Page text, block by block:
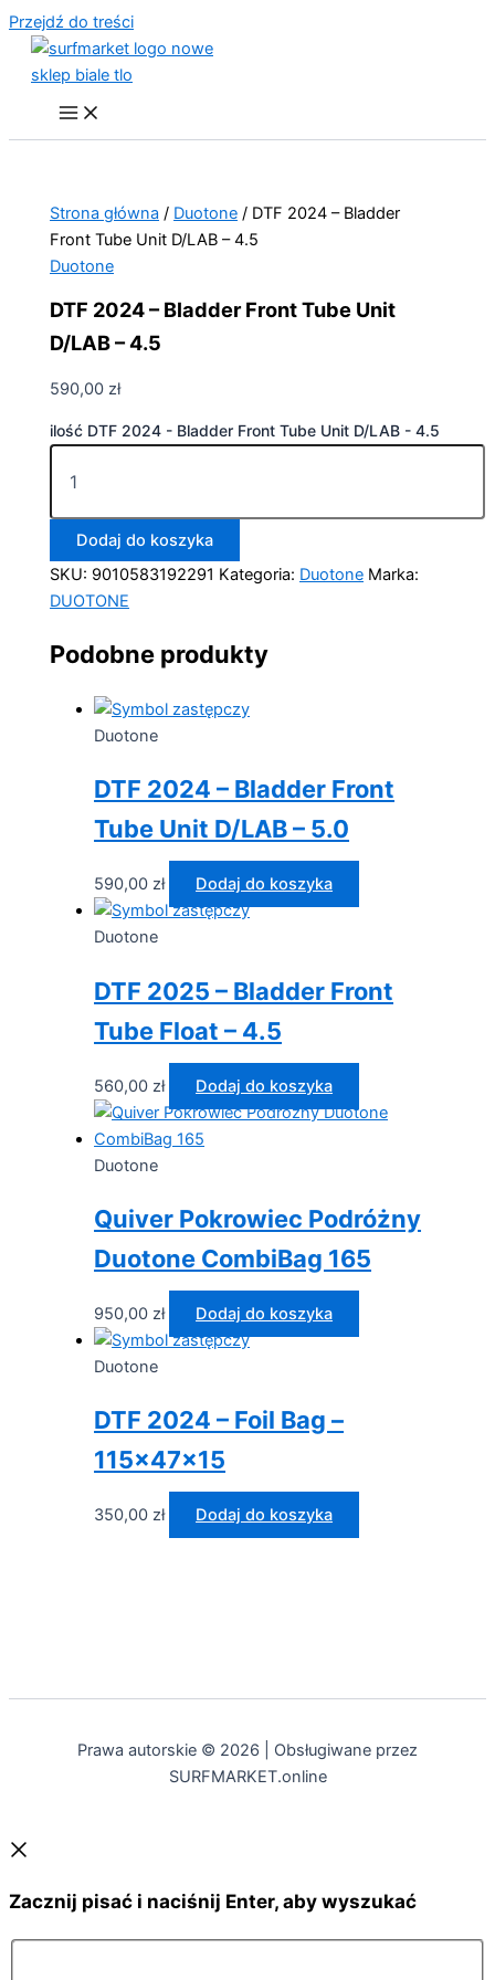
Przejdź do treści
Strona główna / Duotone / DTF 2024 – Bladder
Front Tube Unit D/LAB – 4.5
Duotone
DTF 2024 – Bladder Front Tube Unit
D/LAB – 4.5
590,00 zł
ilość DTF 2024 - Bladder Front Tube Unit D/LAB - 4.5
Dodaj do koszyka
SKU: 9010583192291 Kategoria: Duotone Marka:
DUOTONE
Podobne produkty
Duotone
DTF 2024 – Bladder Front
Tube Unit D/LAB – 5.0
590,00zł Dodaj do koszyka
Duotone
DTF 2025 – Bladder Front
Tube Float – 4.5
560,00 zł Dodaj do koszyka
Duotone
Quiver Pokrowiec Podróżny
Duotone CombiBag 165
950,00zł Dodaj do koszyka
Duotone
DTF 2024 – Foil Bag –
115x47x15
350,00zł Dodaj do koszyka
Prawa autorskie © 2026 | Obsługiwane przez
SURFMARKET.online
Zacznij pisać i naciśnij Enter, aby wyszukać